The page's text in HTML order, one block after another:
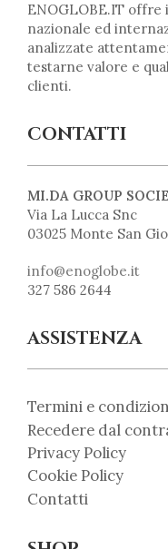
ENOGLOBE.IT
nazionale ed
analizzate
testarne valore e
clienti.
CONTATTI
MI.DA GROUP
Via La Lucca Snc
03025 Monte San
info@enoglobe.it
327 586 2644
ASSISTENZA
Termini e
Recedere dal
Privacy Policy
Cookie Policy
Contatti